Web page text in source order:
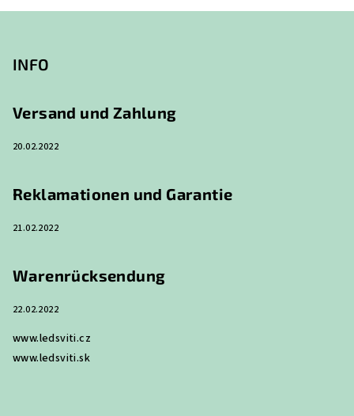
INFO
Versand und Zahlung
20.02.2022
Reklamationen und Garantie
21.02.2022
Warenrücksendung
22.02.2022
www.ledsviti.cz
www.ledsviti.sk